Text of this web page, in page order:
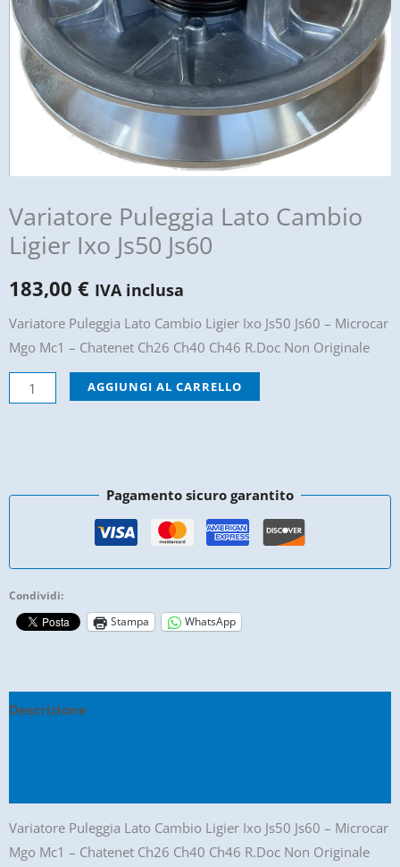
Variatore Puleggia Lato Cambio
Ligier Ixo Js50 Js60
183,00 € IVA inclusa
Variatore Puleggia Lato Cambio Ligier Ixo Js50 Js60 – Microcar
Mgo Mc1 – Chatenet Ch26 Ch40 Ch46 R.Doc Non Originale
Variatore
Puleggia
Ixo
AGGIUNGI AL CARRELLO
Pagamento sicuro garantito
Condividi:
Stampa
WhatsApp
Descrizione
Variatore Puleggia Lato Cambio Ligier Ixo Js50 Js60 – Microcar
Mgo Mc1 – Chatenet Ch26 Ch40 Ch46 R.Doc Non Originale